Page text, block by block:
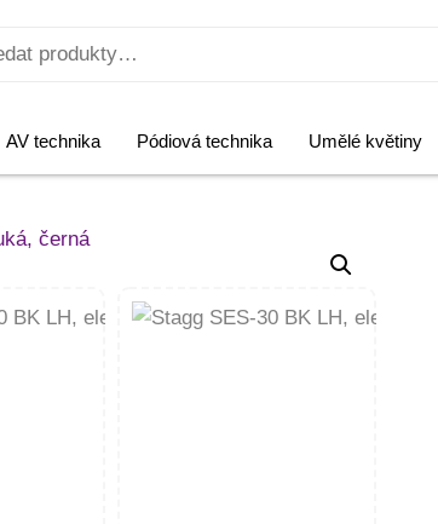
AV technika Pódiová technika Umělé květiny